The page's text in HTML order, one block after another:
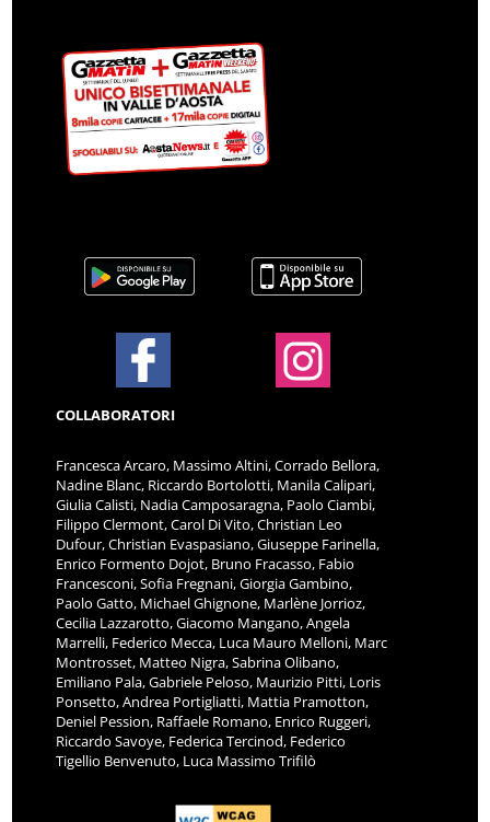
COLLABORATORI
Francesca Arcaro, Massimo Altini, Corrado Bellora,
Nadine Blanc, Riccardo Bortolotti, Manila Calipari,
Giulia Calisti, Nadia Camposaragna, Paolo Ciambi,
Filippo Clermont, Carol Di Vito, Christian Leo
Dufour, Christian Evaspasiano, Giuseppe Farinella,
Enrico Formento Dojot, Bruno Fracasso, Fabio
Francesconi, Sofia Fregnani, Giorgia Gambino,
Paolo Gatto, Michael Ghignone, Marlène Jorrioz,
Cecilia Lazzarotto, Giacomo Mangano, Angela
Marrelli, Federico Mecca, Luca Mauro Melloni, Marc
Montrosset, Matteo Nigra, Sabrina Olibano,
Emiliano Pala, Gabriele Peloso, Maurizio Pitti, Loris
Ponsetto, Andrea Portigliatti, Mattia Pramotton,
Deniel Pession, Raffaele Romano, Enrico Ruggeri,
Riccardo Savoye, Federica Tercinod, Federico
Tigellio Benvenuto, Luca Massimo Trifilò